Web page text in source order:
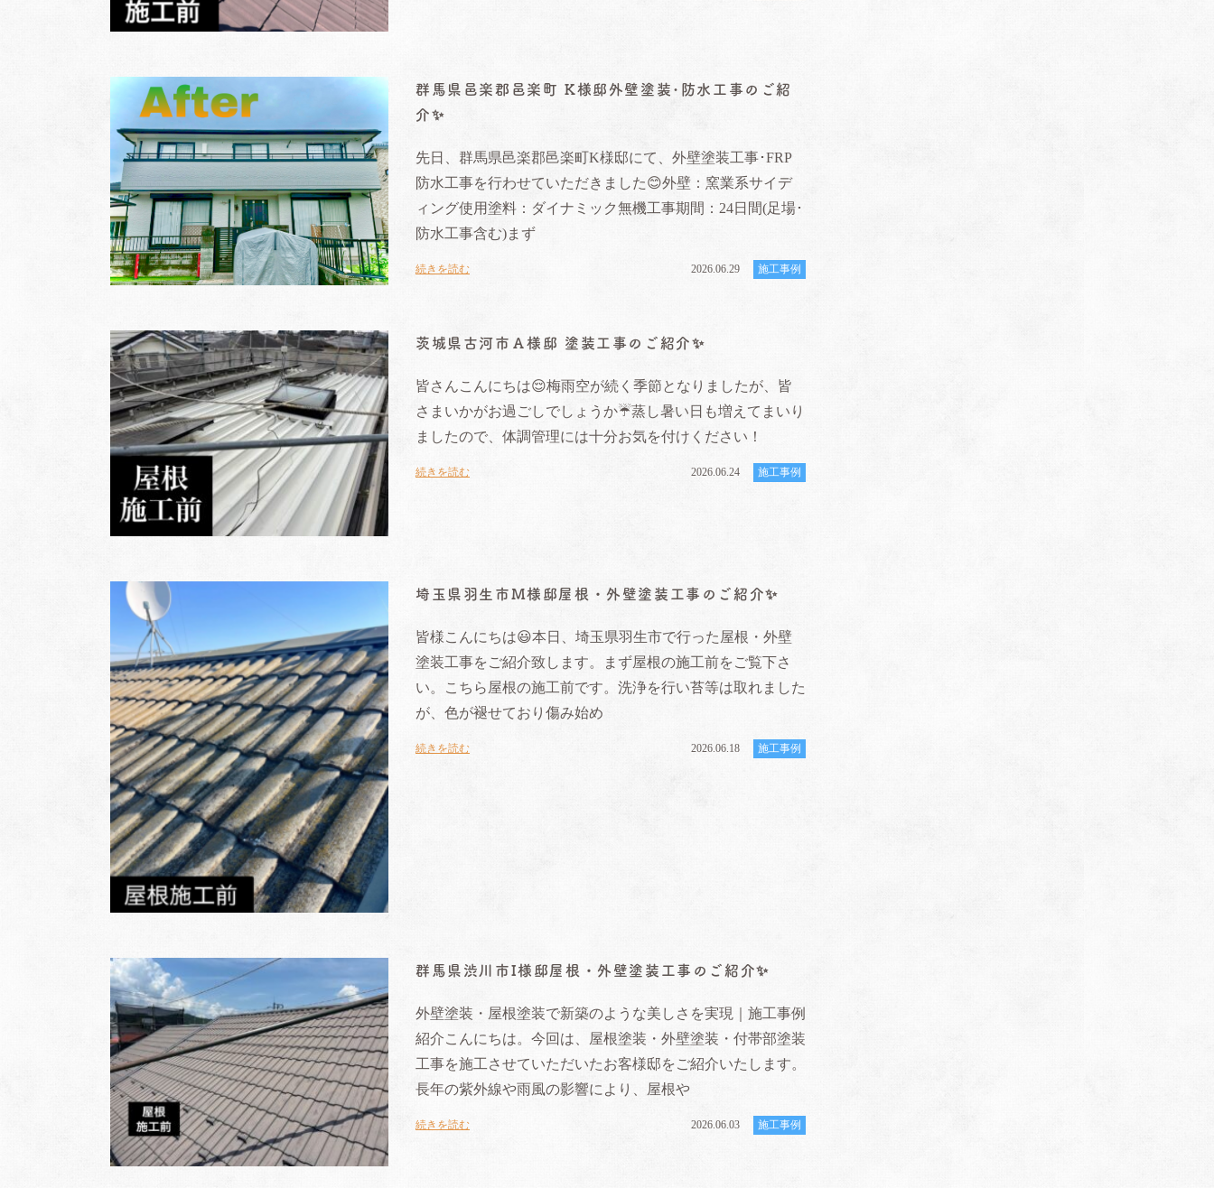
群馬県邑楽郡邑楽町 K様邸外壁塗装･防水工事のご紹
介✨️
先日、群馬県邑楽郡邑楽町K様邸にて、外壁塗装工事･FRP
防水工事を行わせていただきました😊外壁：窯業系サイデ
ィング使用塗料：ダイナミック無機工事期間：24日間(足場･
防水工事含む)まず
続きを読む 2026.06.29 施工事例
茨城県古河市Ａ様邸 塗装工事のご紹介✨
皆さんこんにちは😌梅雨空が続く季節となりましたが、皆
さまいかがお過ごしでしょうか☔️蒸し暑い日も増えてまいり
ましたので、体調管理には十分お気を付けください！
続きを読む 2026.06.24 施工事例
埼玉県羽生市M様邸屋根・外壁塗装工事のご紹介✨
皆様こんにちは😃本日、埼玉県羽生市で行った屋根・外壁
塗装工事をご紹介致します。まず屋根の施工前をご覧下さ
い。こちら屋根の施工前です。洗浄を行い苔等は取れました
が、色が褪せており傷み始め
続きを読む 2026.06.18 施工事例
群馬県渋川市I様邸屋根・外壁塗装工事のご紹介✨
外壁塗装・屋根塗装で新築のような美しさを実現｜施工事例
紹介こんにちは。今回は、屋根塗装・外壁塗装・付帯部塗装
工事を施工させていただいたお客様邸をご紹介いたします。
長年の紫外線や雨風の影響により、屋根や
続きを読む 2026.06.03 施工事例